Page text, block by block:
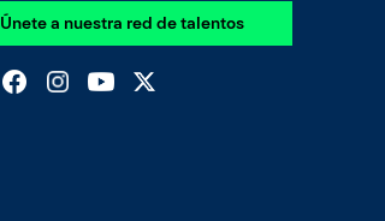
Únete a nuestra red de talentos